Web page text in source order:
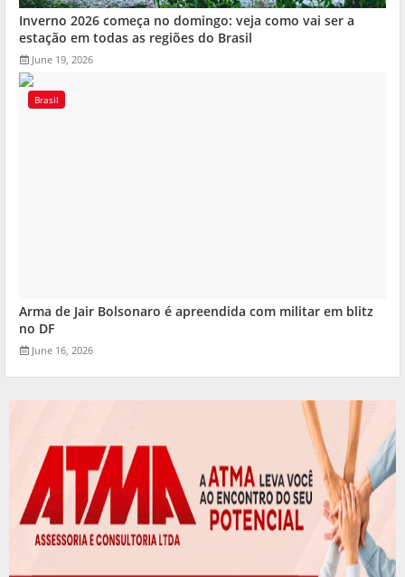
Inverno 2026 começa no domingo: veja como vai ser a
estação em todas as regiões do Brasil
June 19, 2026
Brasil
Arma de Jair Bolsonaro é apreendida com militar em blitz
no DF
June 16, 2026